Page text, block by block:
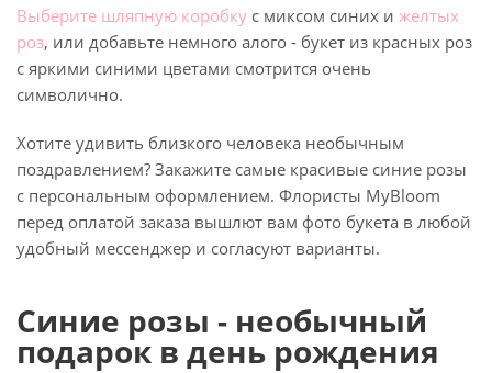
Выберите шляпную коробку с миксом синих и желтых
роз, или добавьте немного алого - букет из красных роз
с яркими синими цветами смотрится очень
символично.
Хотите удивить близкого человека необычным
поздравлением? Закажите самые красивые синие розы
с персональным оформлением. Флористы MyBloom
перед оплатой заказа вышлют вам фото букета в любой
удобный мессенджер и согласуют варианты.
Синие розы - необычный
подарок в день рождения